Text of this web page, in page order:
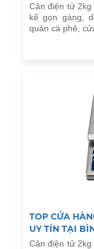
Cân điện tử
kế gọn gàng,
quán cà phê,
TOP CỬA
UY TÍN TẠI
Cân điện tử